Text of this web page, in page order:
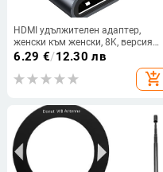
HDMI удължителен адаптер,
женски към женски, 8K, версия
2.1, HDMI конектор за удължаващ
6.29 €/12.30 лв
add_shopping_cart